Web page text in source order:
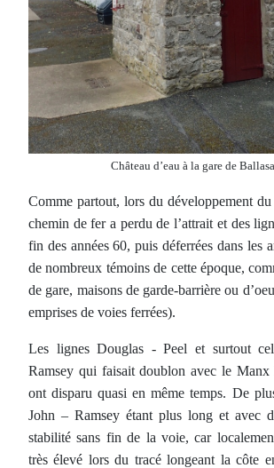
Château d’eau à la gare de
Comme partout, lors du développement
chemin de fer a perdu de l’attrait et des
fin des années 60, puis déferrées dans les
de nombreux témoins de cette époque,
de gare, maisons de garde-barrière ou
emprises de voies ferrées).
Les lignes Douglas - Peel et surtout
Ramsey qui faisait doublon avec le
ont disparu quasi en même temps. De
John – Ramsey étant plus long et avec
stabilité sans fin de la voie, car
très élevé lors du tracé longeant la côte